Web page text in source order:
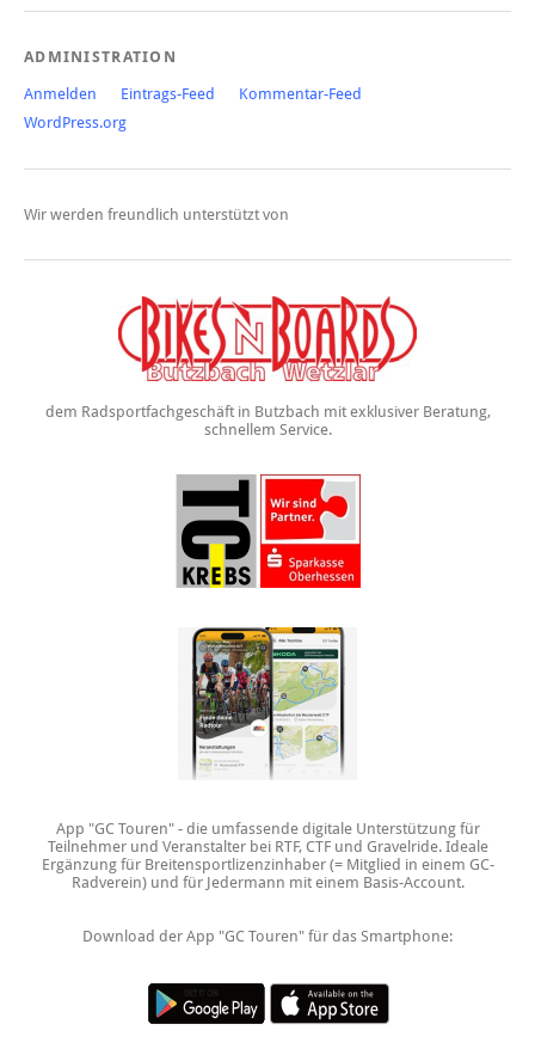
ADMINISTRATION
Anmelden Eintrags-Feed
Kommentar-Feed
WordPress.org
Wir werden freundlich unterstützt von
dem Radsportfachgeschäft in Butzbach mit exklusiver Beratung,
schnellem Service.
App "GC Touren" - die umfassende digitale Unterstützung für
Teilnehmer und Veranstalter bei RTF, CTF und Gravelride. Ideale
Ergänzung für Breitensportlizenzinhaber (= Mitglied in einem GC-
Radverein) und für Jedermann mit einem Basis-Account.
Download der App "GC Touren" für das Smartphone: